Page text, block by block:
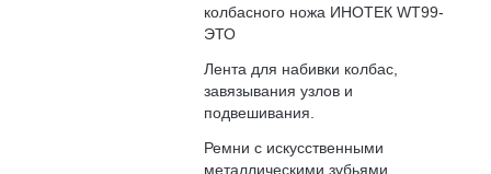
колбасного ножа ИНОТЕК WT99-
ЭТО
Лента для набивки колбас,
завязывания узлов и
подвешивания.
Ремни с искусственными
металлическими зубьями